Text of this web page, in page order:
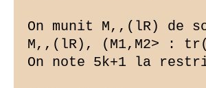
On munit M,,(lR) de
M,,(lR), (M1,M2> :
On note 5k+1 la